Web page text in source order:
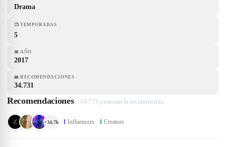
Drama
📺 TEMPORADAS
5
📅 AÑO
2017
👥 RECOMENDACIONES
34.731
Recomendaciones 34.731 personas la recomiendan
+34.7k · 1 Influencers · 1 Creators